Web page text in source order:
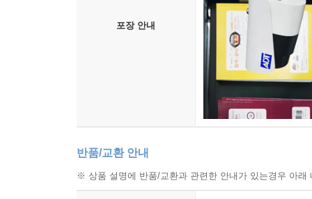
포장 안내
반품/교환 안내
※ 상품 설명에 반품/교환과 관련한 안내가 있는경우 아